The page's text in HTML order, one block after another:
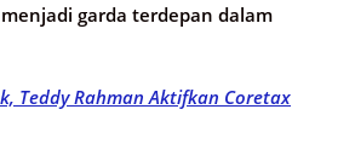
garda terdepan dalam
Teddy Rahman Aktifkan Coretax